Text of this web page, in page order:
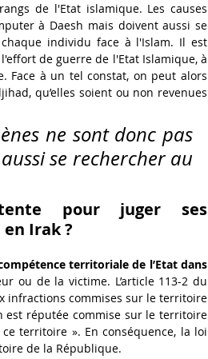
de l'Etat islamique. Les causes
à Daesh mais doivent aussi se
individu face à l'Islam. Il est
de guerre de l'Etat Islamique, à
Face à un tel constat, on peut alors
qu’elles soient ou non revenues
ne sont donc pas
se rechercher au
pour juger ses
Irak ?
territoriale de l’Etat dans
ou de la victime. L’article 113-2 du
infractions commises sur le territoire
est réputée commise sur le territoire
territoire ». En conséquence, la loi
de la République.